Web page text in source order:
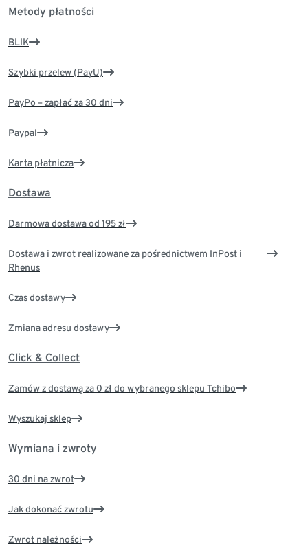
Metody płatności
BLIK
Szybki przelew (PayU)
PayPo – zapłać za 30 dni
Paypal
Karta płatnicza
Dostawa
Darmowa dostawa od 195 zł
Dostawa i zwrot realizowane za pośrednictwem InPost i
Rhenus
Czas dostawy
Zmiana adresu dostawy
Click & Collect
Zamów z dostawą za 0 zł do wybranego sklepu Tchibo
Wyszukaj sklep
Wymiana i zwroty
30 dni na zwrot
Jak dokonać zwrotu
Zwrot należności